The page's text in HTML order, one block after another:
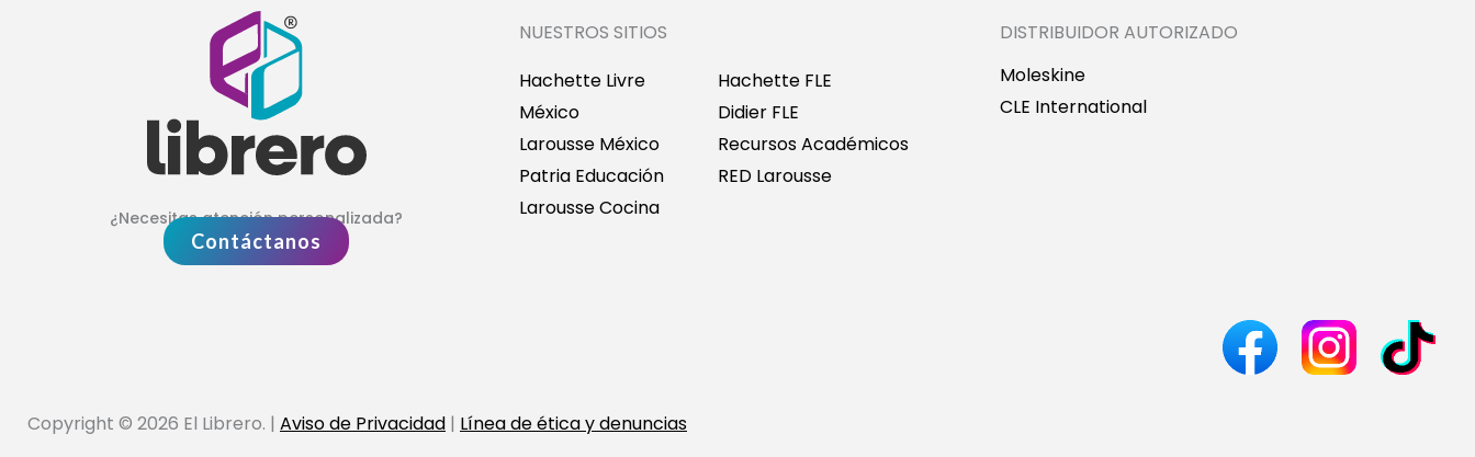
¿Necesitas atención personalizada?
Contáctanos
NUESTROS SITIOS
Hachette Livre
México
Larousse México
Patria Educación
Larousse Cocina
Hachette FLE
Didier FLE
Recursos Académicos
RED Larousse
DISTRIBUIDOR AUTORIZADO
Moleskine
CLE International
Copyright © 2026 El Librero. | Aviso de Privacidad | Línea de ética y denuncias